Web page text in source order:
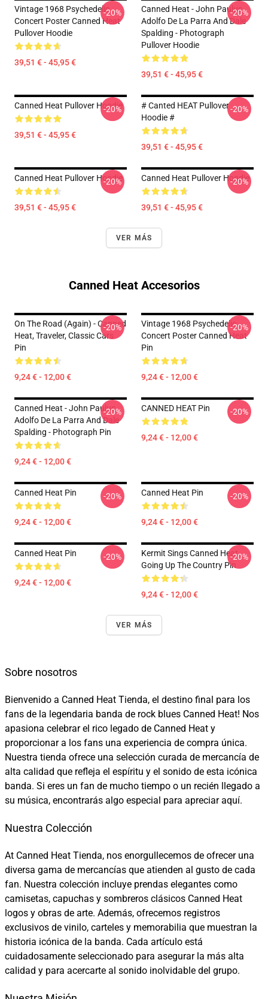
Vintage 1968 Psychedelic
Concert Poster Canned Heat
Pullover Hoodie
39,51 € - 45,95 €
-20%
Canned Heat - John Paulus,
Adolfo De La Parra And Dale
Spalding - Photograph
Pullover Hoodie
39,51 € - 45,95 €
-20%
Canned Heat Pullover Hoodie
39,51 € - 45,95 €
-20%
# Canted HEAT Pullover
Hoodie #
39,51 € - 45,95 €
-20%
Canned Heat Pullover Hoodie
39,51 € - 45,95 €
-20% Canned Heat Pullover Hoodie
39,51 € - 45,95 €
-20%
VER MÁS
Canned Heat Accesorios
On The Road (again) - Canned
Heat, Traveler, Classic Cars
Pin
9,24 € - 12,00 €
-20%
Vintage 1968 Psychedelic
Concert Poster Canned Heat
Pin
9,24 € - 12,00 €
-20%
Canned Heat - John Paulus,
Adolfo De La Parra And Dale
Spalding - Photograph Pin
9,24 € - 12,00 €
-20% CANNED HEAT Pin
9,24 € - 12,00 €
-20%
Canned Heat Pin
9,24 € - 12,00 €
-20% Canned Heat Pin
9,24 € - 12,00 €
-20%
Canned Heat Pin
9,24 € - 12,00 €
-20%
Kermit Sings Canned Heat
Going Up The Country Pin
9,24 € - 12,00 €
-20%
VER MÁS
Sobre nosotros
Bienvenido a Canned Heat Tienda, el destino final para los
fans de la legendaria banda de rock blues Canned Heat! Nos
apasiona celebrar el rico legado de Canned Heat y
proporcionar a los fans una experiencia de compra única.
Nuestra tienda ofrece una selección curada de mercancía de
alta calidad que refleja el espíritu y el sonido de esta icónica
banda. Si eres un fan de mucho tiempo o un recién llegado a
su música, encontrarás algo especial para apreciar aquí.
Nuestra Colección
At Canned Heat Tienda, nos enorgullecemos de ofrecer una
diversa gama de mercancías que atienden al gusto de cada
fan. Nuestra colección incluye prendas elegantes como
camisetas, capuchas y sombreros clásicos Canned Heat
logos y obras de arte. Además, ofrecemos registros
exclusivos de vinilo, carteles y memorabilia que muestran la
historia icónica de la banda. Cada artículo está
cuidadosamente seleccionado para asegurar la más alta
calidad y para acercarte al sonido inolvidable del grupo.